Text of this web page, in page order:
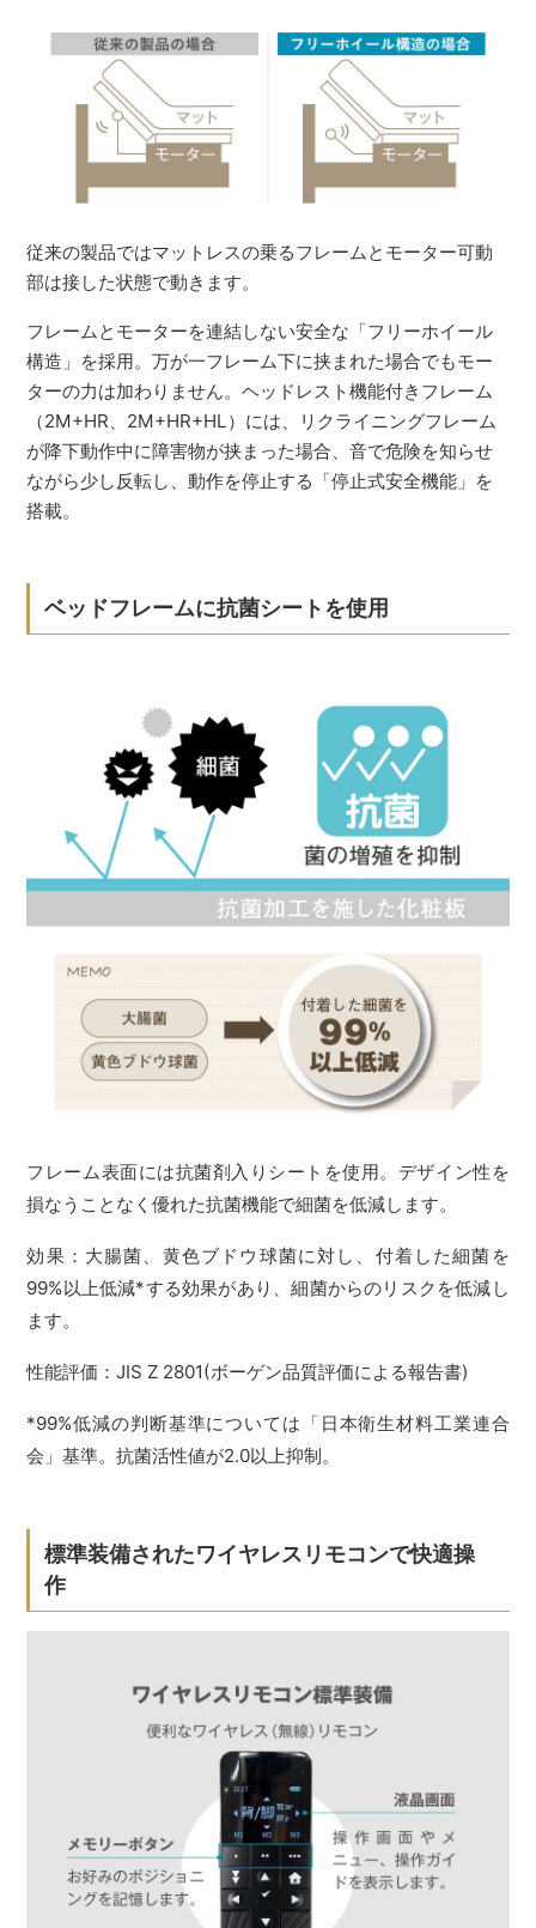
従来の製品ではマットレスの乗るフレームとモーター可動
部は接した状態で動きます。
フレームとモーターを連結しない安全な「フリーホイール
構造」を採用。万が一フレーム下に挟まれた場合でもモー
ターの力は加わりません。ヘッドレスト機能付きフレーム
（2M+HR、2M+HR+HL）には、リクライニングフレーム
が降下動作中に障害物が挟まった場合、音で危険を知らせ
ながら少し反転し、動作を停止する「停止式安全機能」を
搭載。
ベッドフレームに抗菌シートを使用
フレーム表面には抗菌剤入りシートを使用。デザイン性を
損なうことなく優れた抗菌機能で細菌を低減します。
効果：大腸菌、黄色ブドウ球菌に対し、付着した細菌を
99%以上低減*する効果があり、細菌からのリスクを低減し
ます。
性能評価：JIS Z 2801(ボーゲン品質評価による報告書)
*99%低減の判断基準については「日本衛生材料工業連合
会」基準。抗菌活性値が2.0以上抑制。
標準装備されたワイヤレスリモコンで快適操
作